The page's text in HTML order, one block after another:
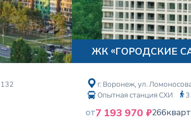
ЖК «ГОРОДСКИЕ
г. Воронеж, ул.
Опытная станция СХИ
от7 193 970 ₽266